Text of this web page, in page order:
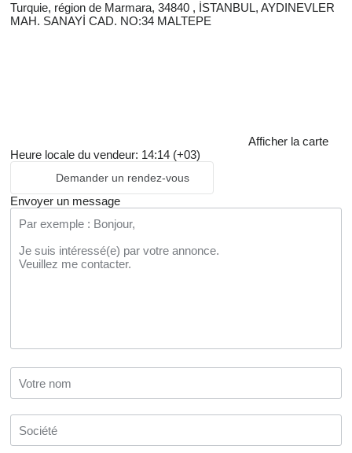
Turquie, région de Marmara, 34840 , İSTANBUL, AYDINEVLER
MAH. SANAYİ CAD. NO:34 MALTEPE
Afficher la carte
Heure locale du vendeur: 14:14 (+03)
Demander un rendez-vous
Envoyer un message